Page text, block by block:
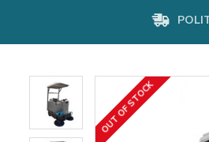
OUT OF STOCK